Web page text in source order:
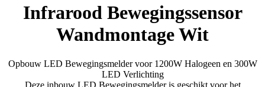
Infrarood Bewegingssensor
Wandmontage Wit
Opbouw LED Bewegingsmelder voor 1200W Halogeen en 300W
LED Verlichting
Deze inbouw LED Bewegingsmelder is geschikt voor het